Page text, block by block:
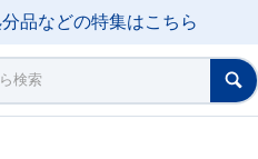
品などの特集はこちら